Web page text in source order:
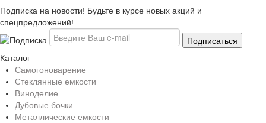
Подписка на новости! Будьте в курсе новых акций и
спецпредложений!
Каталог
Самогоноварение
Стеклянные емкости
Виноделие
Дубовые бочки
Металлические емкости